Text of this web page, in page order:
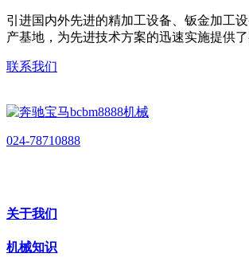
引进国内外先进的精加工设备、钣金加工
产基地，为先进技术方案的迅速实施提供了
联系我们
024-78710888
关于我们
机械知识